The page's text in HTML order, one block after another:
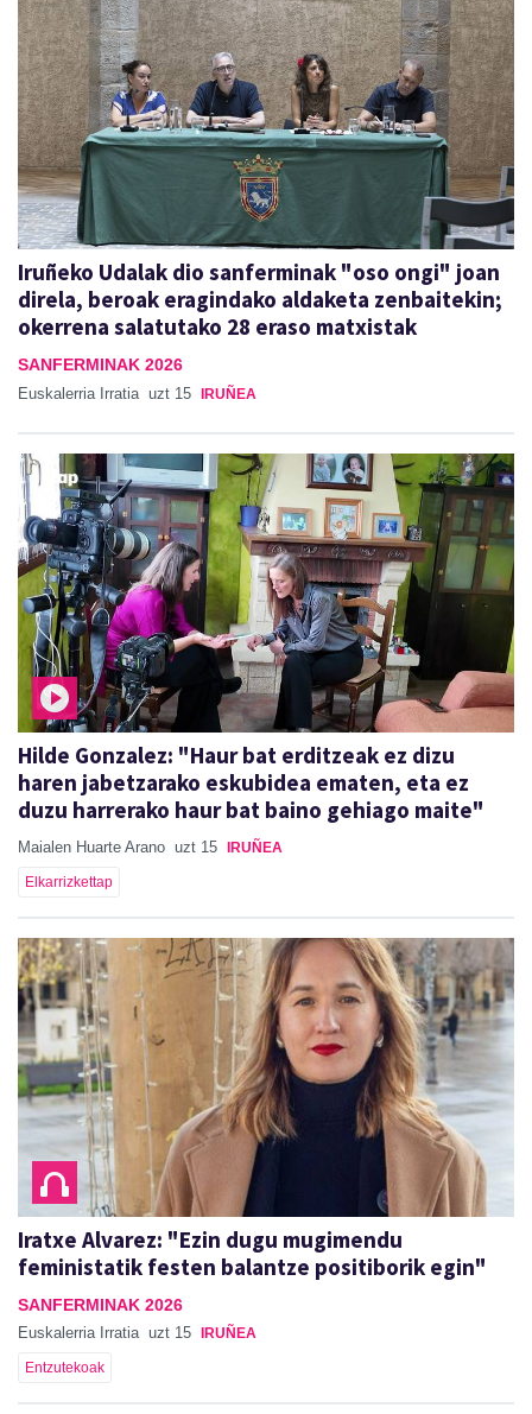
Iruñeko Udalak dio sanferminak "oso ongi" joan
direla, beroak eragindako aldaketa zenbaitekin;
okerrena salatutako 28 eraso matxistak
SANFERMINAK 2026
Euskalerria Irratia uzt 15 IRUÑEA
Hilde Gonzalez: "Haur bat erditzeak ez dizu
haren jabetzarako eskubidea ematen, eta ez
duzu harrerako haur bat baino gehiago maite"
Maialen Huarte Arano uzt 15 IRUÑEA
Elkarrizkettap
Iratxe Alvarez: "Ezin dugu mugimendu
feministatik festen balantze positiborik egin"
SANFERMINAK 2026
Euskalerria Irratia uzt 15 IRUÑEA
Entzutekoak